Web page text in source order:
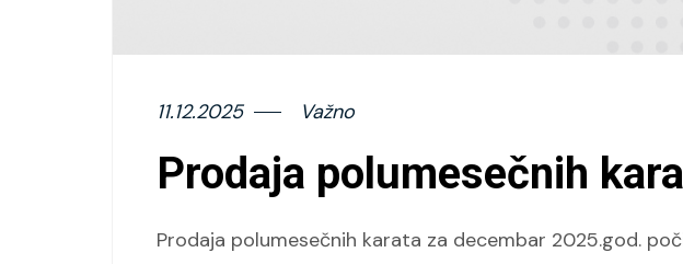
11.12.2025 Važno
Prodaja polumesečnih
Prodaja polumesečnih karata za decembar 2025.god.